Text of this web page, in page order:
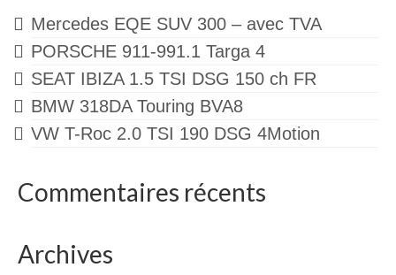
Mercedes EQE SUV 300 – avec TVA
PORSCHE 911-991.1 Targa 4
SEAT IBIZA 1.5 TSI DSG 150 ch FR
BMW 318DA Touring BVA8
VW T-Roc 2.0 TSI 190 DSG 4Motion
Commentaires récents
Archives